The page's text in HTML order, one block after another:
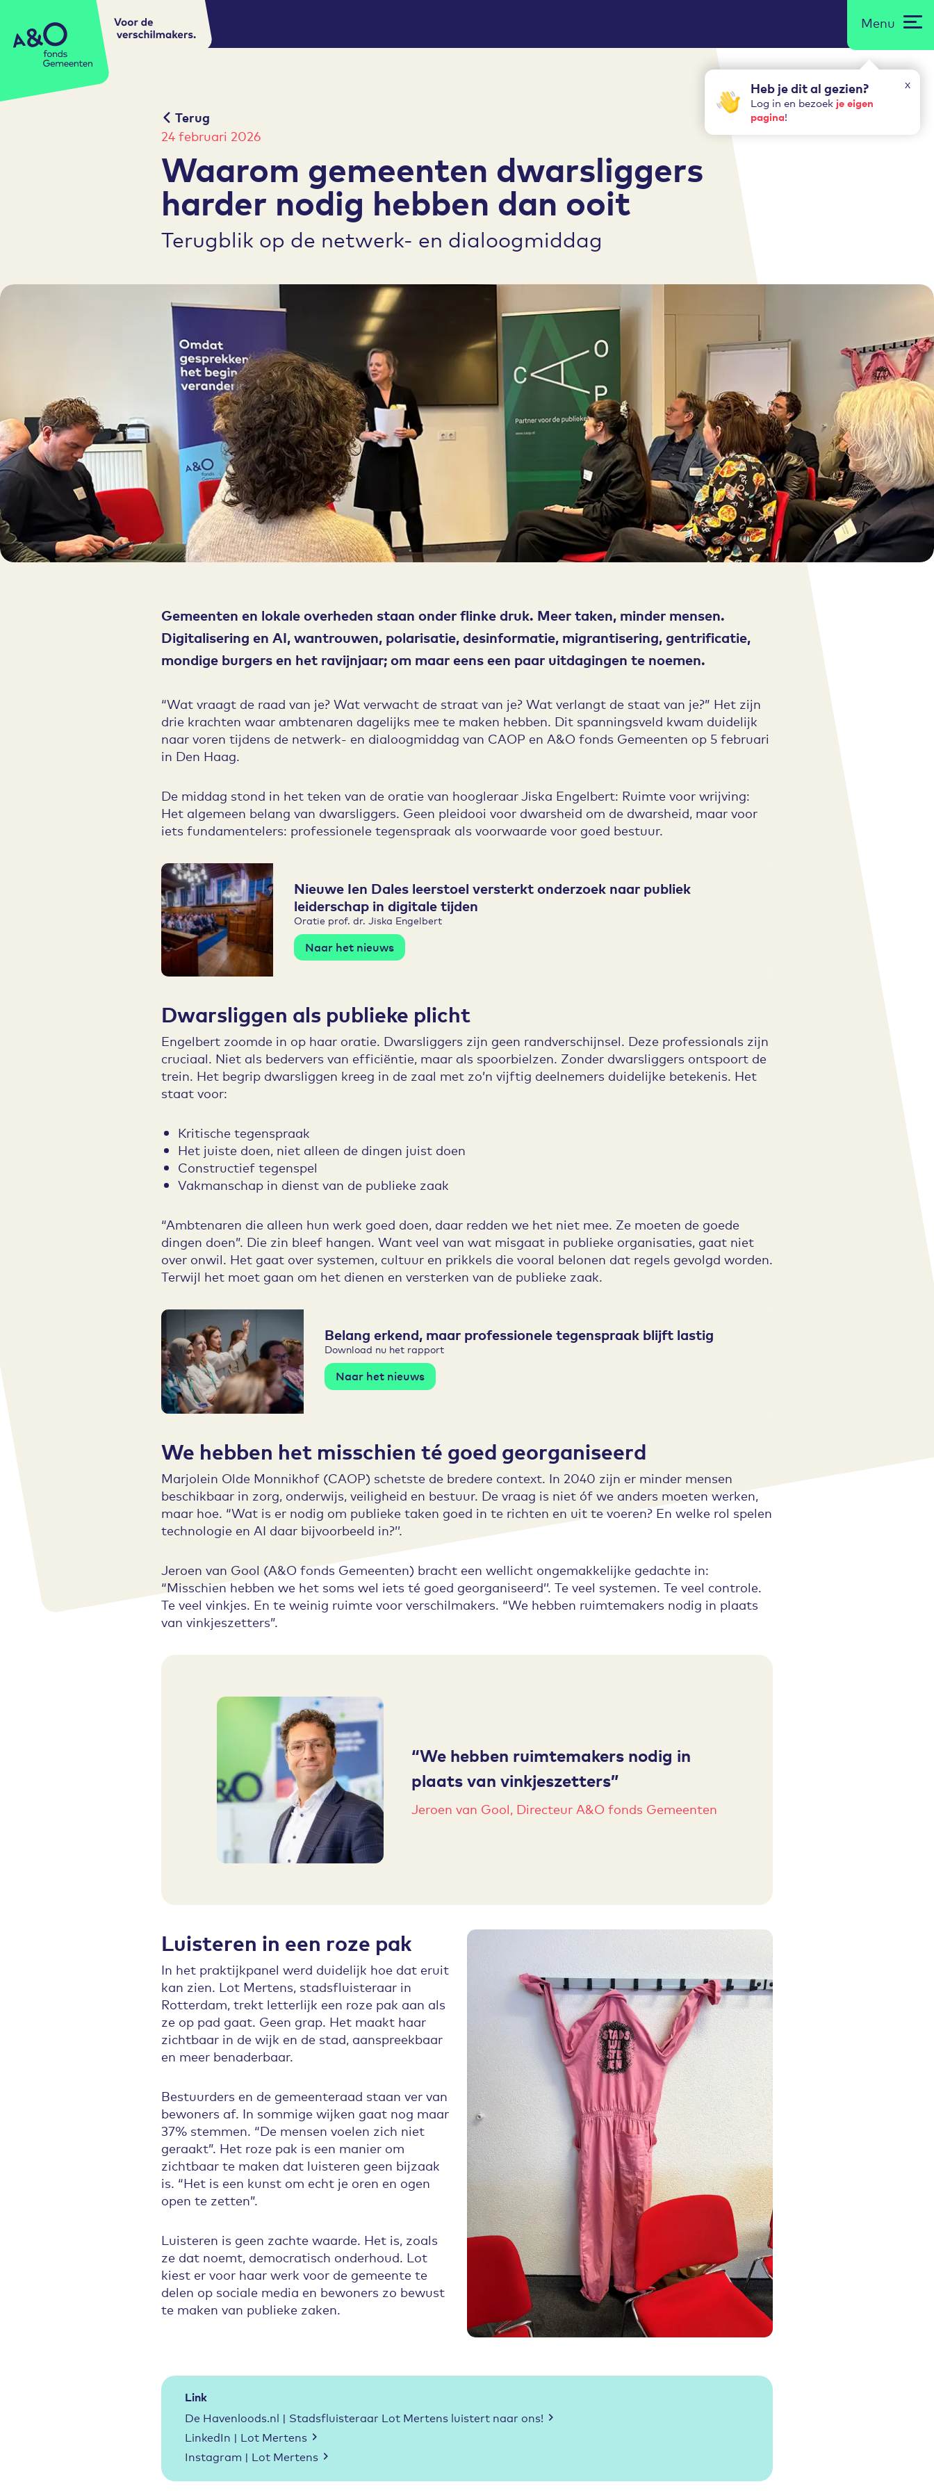
A&O fonds Gemeenten
Voor de
verschilmakers.
x
Heb je dit al gezien?
Log in en bezoek je eigen
pagina!
Menu
Terug
24 februari 2026
Waarom gemeenten dwarsliggers
harder nodig hebben dan ooit
Terugblik op de netwerk- en dialoogmiddag
Gemeenten en lokale overheden staan onder flinke druk. Meer taken, minder mensen.
Digitalisering en AI, wantrouwen, polarisatie, desinformatie, migrantisering, gentrificatie,
mondige burgers en het ravijnjaar; om maar eens een paar uitdagingen te noemen.
“Wat vraagt de raad van je? Wat verwacht de straat van je? Wat verlangt de staat van je?” Het zijn
drie krachten waar ambtenaren dagelijks mee te maken hebben. Dit spanningsveld kwam duidelijk
naar voren tijdens de netwerk- en dialoogmiddag van CAOP en A&O fonds Gemeenten op 5 februari
in Den Haag.
De middag stond in het teken van de oratie van hoogleraar Jiska Engelbert: Ruimte voor wrijving:
Het algemeen belang van dwarsliggers. Geen pleidooi voor dwarsheid om de dwarsheid, maar voor
iets fundamentelers: professionele tegenspraak als voorwaarde voor goed bestuur.
Nieuwe Ien Dales leerstoel versterkt onderzoek naar publiek
leiderschap in digitale tijden
Oratie prof. dr. Jiska Engelbert
Naar het nieuws
Dwarsliggen als publieke plicht
Engelbert zoomde in op haar oratie. Dwarsliggers zijn geen randverschijnsel. Deze professionals zijn
cruciaal. Niet als bedervers van efficiëntie, maar als spoorbielzen. Zonder dwarsliggers ontspoort de
trein. Het begrip dwarsliggen kreeg in de zaal met zo’n vijftig deelnemers duidelijke betekenis. Het
staat voor:
Kritische tegenspraak
Het juiste doen, niet alleen de dingen juist doen
Constructief tegenspel
Vakmanschap in dienst van de publieke zaak
“Ambtenaren die alleen hun werk goed doen, daar redden we het niet mee. Ze moeten de goede
dingen doen”. Die zin bleef hangen. Want veel van wat misgaat in publieke organisaties, gaat niet
over onwil. Het gaat over systemen, cultuur en prikkels die vooral belonen dat regels gevolgd worden.
Terwijl het moet gaan om het dienen en versterken van de publieke zaak.
Belang erkend, maar professionele tegenspraak blijft lastig
Download nu het rapport
Naar het nieuws
We hebben het misschien té goed georganiseerd
Marjolein Olde Monnikhof (CAOP) schetste de bredere context. In 2040 zijn er minder mensen
beschikbaar in zorg, onderwijs, veiligheid en bestuur. De vraag is niet óf we anders moeten werken,
maar hoe. “Wat is er nodig om publieke taken goed in te richten en uit te voeren? En welke rol spelen
technologie en AI daar bijvoorbeeld in?’’.
Jeroen van Gool (A&O fonds Gemeenten) bracht een wellicht ongemakkelijke gedachte in:
“Misschien hebben we het soms wel iets té goed georganiseerd’’. Te veel systemen. Te veel controle.
Te veel vinkjes. En te weinig ruimte voor verschilmakers. “We hebben ruimtemakers nodig in plaats
van vinkjeszetters”.
We hebben ruimtemakers nodig in
plaats van vinkjeszetters
Jeroen van Gool, Directeur A&O fonds Gemeenten
Luisteren in een roze pak
In het praktijkpanel werd duidelijk hoe dat eruit
kan zien. Lot Mertens, stadsfluisteraar in
Rotterdam, trekt letterlijk een roze pak aan als
ze op pad gaat. Geen grap. Het maakt haar
zichtbaar in de wijk en de stad, aanspreekbaar
en meer benaderbaar.
Bestuurders en de gemeenteraad staan ver van
bewoners af. In sommige wijken gaat nog maar
37% stemmen. “De mensen voelen zich niet
geraakt”. Het roze pak is een manier om
zichtbaar te maken dat luisteren geen bijzaak
is. “Het is een kunst om echt je oren en ogen
open te zetten”.
Luisteren is geen zachte waarde. Het is, zoals
ze dat noemt, democratisch onderhoud. Lot
kiest er voor haar werk voor de gemeente te
delen op sociale media en bewoners zo bewust
te maken van publieke zaken.
Link
De Havenloods.nl | Stadsfluisteraar Lot Mertens luistert naar ons!
LinkedIn | Lot Mertens
Instagram | Lot Mertens